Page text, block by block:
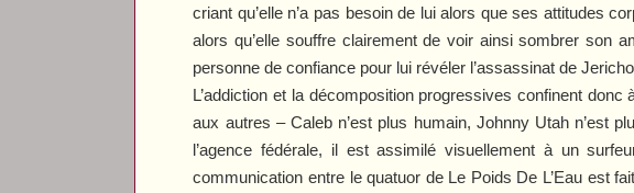
criant qu’elle n’a pas besoin de lui alors que ses attitudes
alors qu’elle souffre clairement de voir ainsi sombrer son
personne de confiance pour lui révéler l’assassinat de
L’addiction et la décomposition progressives confinent
aux autres – Caleb n’est plus humain, Johnny Utah n’est
l’agence fédérale, il est assimilé visuellement à un
communication entre le quatuor de Le Poids De L’Eau est